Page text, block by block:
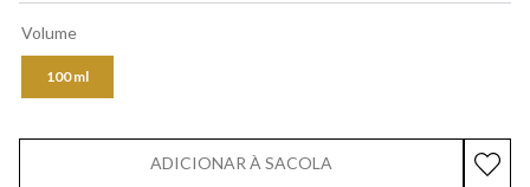
Volume
100 ml
ADICIONAR À SACOLA